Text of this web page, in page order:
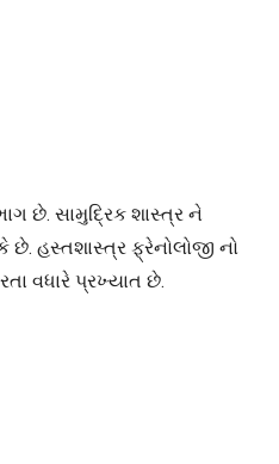
છે. સામુદ્રિક શાસ્ત્ર ને
છે. હસ્તશાસ્ત્ર ફ્રેનોલોજી નો
વધારે પ્રખ્યાત છે.